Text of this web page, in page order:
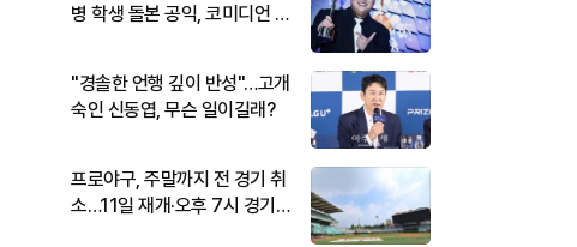
병 학생 돌본 공익, 코미디언 김
"경솔한 언행 깊이 반성"…고개
숙인 신동엽, 무슨 일이길래?
프로야구, 주말까지 전 경기 취
소…11일 재개·오후 7시 경기